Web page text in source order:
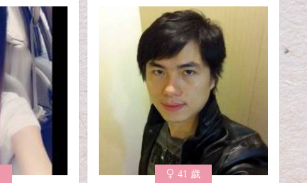
41 歲